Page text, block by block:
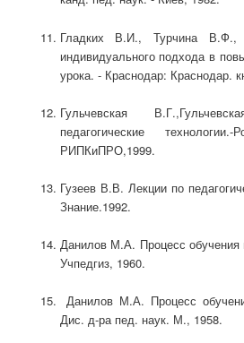
Гладких В.И., Турчина
индивидуального подхода в
урока. - Краснодар: Краснодар.
Гульчевская
педагогические
РИПКиПРО,1999.
Гузеев В.В. Лекции по
Знание.1992.
Данилов М.А. Процесс
Учпедгиз, 1960.
Данилов М.А. Процесс
Дис. д-ра пед. наук. М., 1958.